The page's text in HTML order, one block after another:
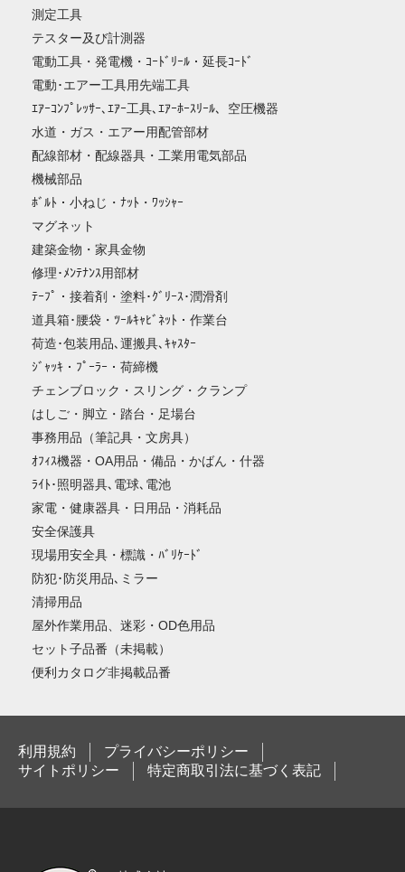
測定工具
テスター及び計測器
電動工具・発電機・ｺｰﾄﾞﾘｰﾙ・延長ｺｰﾄﾞ
電動･エアー工具用先端工具
ｴｱｰｺﾝﾌﾟﾚｯｻｰ､ｴｱｰ工具､ｴｱｰﾎｰｽﾘｰﾙ、空圧機器
水道・ガス・エアー用配管部材
配線部材・配線器具・工業用電気部品
機械部品
ﾎﾞﾙﾄ・小ねじ・ﾅｯﾄ・ﾜｯｼｬｰ
マグネット
建築金物・家具金物
修理･ﾒﾝﾃﾅﾝｽ用部材
ﾃｰﾌﾟ・接着剤・塗料･ｸﾞﾘｰｽ･潤滑剤
道具箱･腰袋・ﾂｰﾙｷｬﾋﾞﾈｯﾄ・作業台
荷造･包装用品､運搬具､ｷｬｽﾀｰ
ｼﾞｬｯｷ・ﾌﾟｰﾗｰ・荷締機
チェンブロック・スリング・クランプ
はしご・脚立・踏台・足場台
事務用品（筆記具・文房具）
ｵﾌｨｽ機器・OA用品・備品・かばん・什器
ﾗｲﾄ･照明器具､電球､電池
家電・健康器具・日用品・消耗品
安全保護具
現場用安全具・標識・ﾊﾞﾘｹｰﾄﾞ
防犯･防災用品､ミラー
清掃用品
屋外作業用品、迷彩・OD色用品
セット子品番（未掲載）
便利カタログ非掲載品番
利用規約
プライバシーポリシー
サイトポリシー
特定商取引法に基づく表記